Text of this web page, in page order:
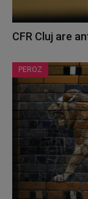
CFR Cluj are
PEROZ